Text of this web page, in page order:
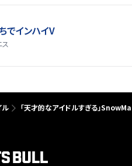
でインハイV
ス
ル 「天才的なアイドルすぎる」